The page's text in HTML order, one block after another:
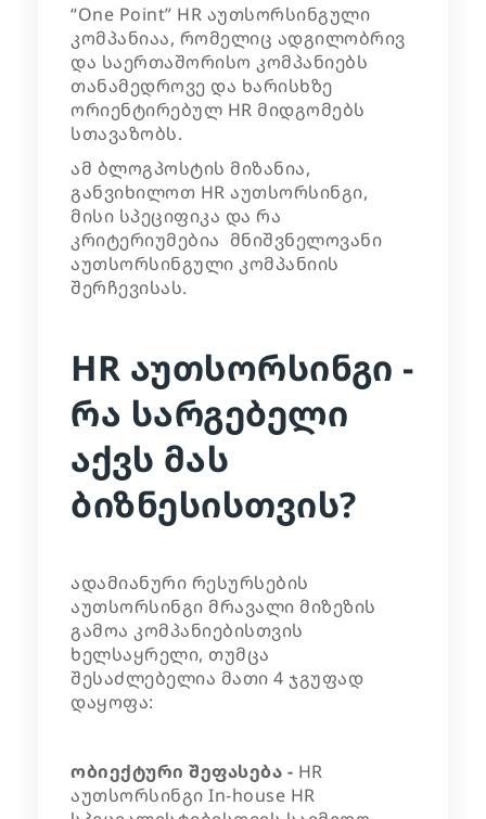
“One Point” HR აუთსორსინგული
კომპანიაა, რომელიც ადგილობრივ
და საერთაშორისო კომპანიებს
თანამედროვე და ხარისხზე
ორიენტირებულ HR მიდგომებს
სთავაზობს.
ამ ბლოგპოსტის მიზანია,
განვიხილოთ HR აუთსორსინგი,
მისი სპეციფიკა და რა
კრიტერიუმებია მნიშვნელოვანი
აუთსორსინგული კომპანიის
შერჩევისას.
HR აუთსორსინგი -
რა სარგებელი
აქვს მას
ბიზნესისთვის?
ადამიანური რესურსების
აუთსორსინგი მრავალი მიზეზის
გამოა კომპანიებისთვის
ხელსაყრელი, თუმცა
შესაძლებელია მათი 4 ჯგუფად
დაყოფა:
ობიექტური შეფასება - HR
აუთსორსინგი In-house HR